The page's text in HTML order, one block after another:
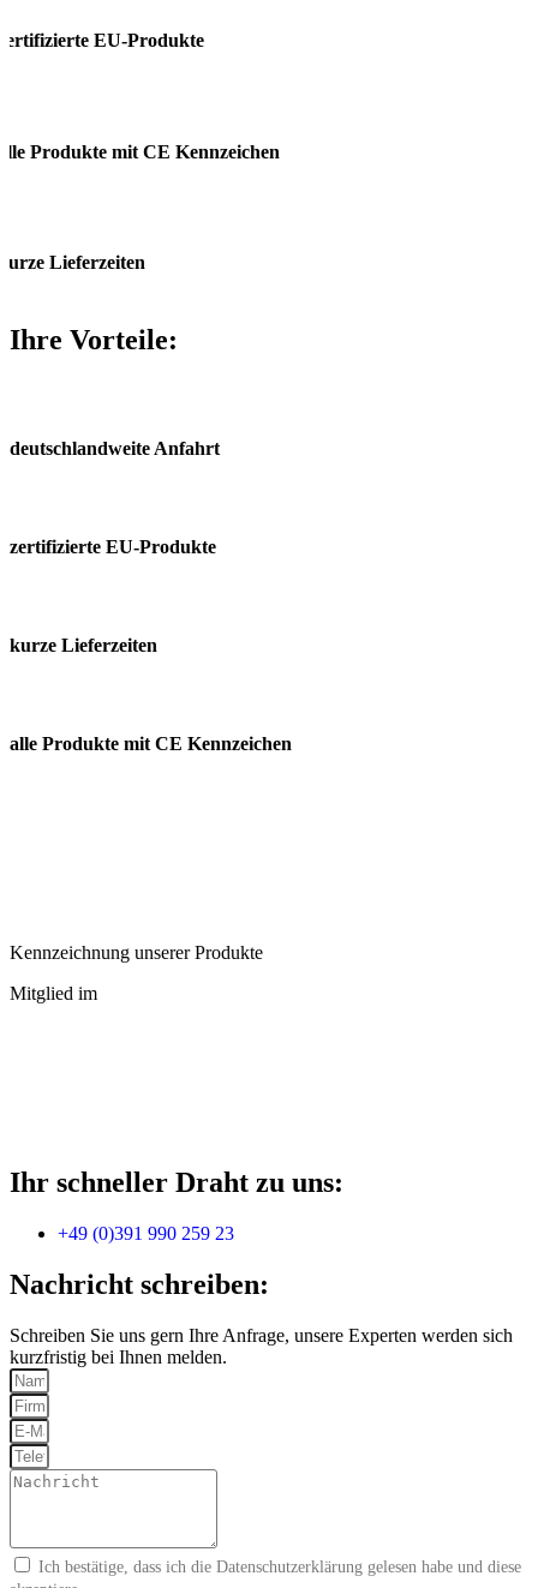
EU-Produkte
Produkte mit CE Kennzeichen
Lieferzeiten
Ihre Vorteile:
deutschland­weite Anfahrt
zertifizierte EU-Produkte
kurze Lieferzeiten
alle Produkte mit CE Kennzeichen
Kennzeichnung unserer Produkte
Mitglied im
Ihr schneller Draht zu uns:
+49 (0)391 990 259 23
Nachricht schreiben:
Schreiben Sie uns gern Ihre Anfrage, unsere Experten werden sich
kurzfristig bei Ihnen melden.
Ich bestätige, dass ich die Datenschutzerklärung gelesen habe und diese